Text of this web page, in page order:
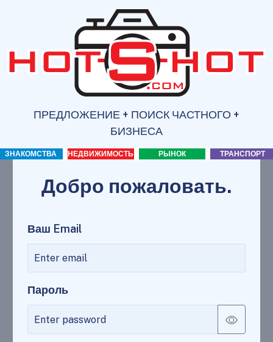
ПРЕДЛОЖЕНИЕ + ПОИСК ЧАСТНОГО +
БИЗНЕСА
ЗНАКОМСТВА НЕДВИЖИМОСТЬ РЫНОК ТРАНСПОРТ
Добро пожаловать.
Ваш Email
Пароль